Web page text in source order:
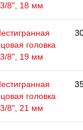
3/8", 18 мм
головка
3/8", 19 мм
головка
3/8", 21 мм